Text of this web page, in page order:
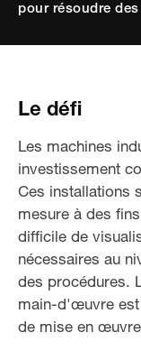
pour résoudre
Le défi
Les machines
investissement
Ces installations
mesure à des
difficile de
nécessaires au
des procédures.
main-d'œuvre est
de mise en